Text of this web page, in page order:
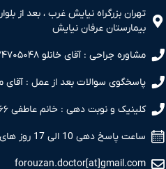
تهران بزرگراه نیایش غرب ، بعد از
بیمارستان عرفان نیایش
مشاوره جراحی : آقای خانلو ۰۹۱۲۴۷۰۵۰۴۸
پاسخگوی سوالات بعد از عمل : آقای منتظری
کلینیک و نوبت دهی : خانم عاطفی ۰۹۱۰۴۸۰۸۱۶۶- 02149796289
ساعت پاسخ دهی 10 الی 17 روز های شنبه الی چهارشنبه
forouzan.doctor[at]gmail.com